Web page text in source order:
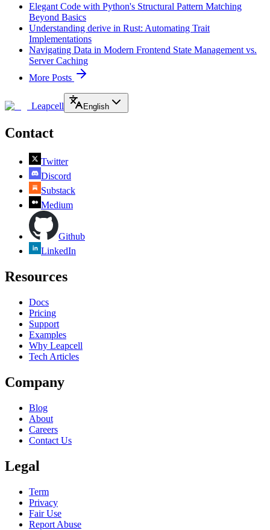
Elegant Code with Python's Structural Pattern Matching
Beyond Basics
Understanding derive in Rust: Automating Trait
Implementations
Navigating Data in Modern Frontend State Management vs.
Server Caching
More Posts
Leapcell English
Contact
Twitter
Discord
Substack
Medium
Github
LinkedIn
Resources
Docs
Pricing
Support
Examples
Why Leapcell
Tech Articles
Company
Blog
About
Careers
Contact Us
Legal
Term
Privacy
Fair Use
Report Abuse